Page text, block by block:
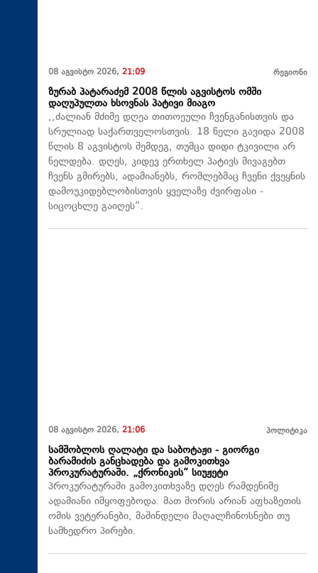
08 აგვისტო 2026, 21:09 რეგიონი
ზურაბ პატარაძემ 2008 წლის აგვისტოს ომში
დაღუპულთა ხსოვნას პატივი მიაგო
,,ძალიან მძიმე დღეა თითოეული ჩვენგანისთვის და
სრულიად საქართველოსთვის. 18 წელი გავიდა 2008
წლის 8 აგვისტოს შემდეგ, თუმცა დიდი ტკივილი არ
ნელდება. დღეს, კიდევ ერთხელ პატივს მივაგებთ
ჩვენს გმირებს, ადამიანებს, რომლებმაც ჩვენი ქვეყნის
დამოუკიდებლობისთვის ყველაზე ძვირფასი -
სიცოცხლე გაიღეს“.
08 აგვისტო 2026, 21:06 პოლიტიკა
სამშობლოს ღალატი და საბოტაჟი - გიორგი
ბარამიძის განცხადება და გამოკითხვა
პროკურატურაში. „ქრონიკის“ სიუჟეტი
პროკურატურაში გამოკითხვაზე დღეს რამდენიმე
ადამიანი იმყოფებოდა. მათ შორის არიან აფხაზეთის
ომის ვეტერანები, მაშინდელი მაღალჩინოსნები თუ
სამხედრო პირები.